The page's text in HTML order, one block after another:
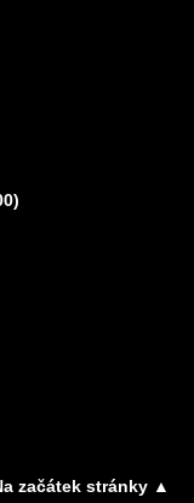
začátek stránky ▲